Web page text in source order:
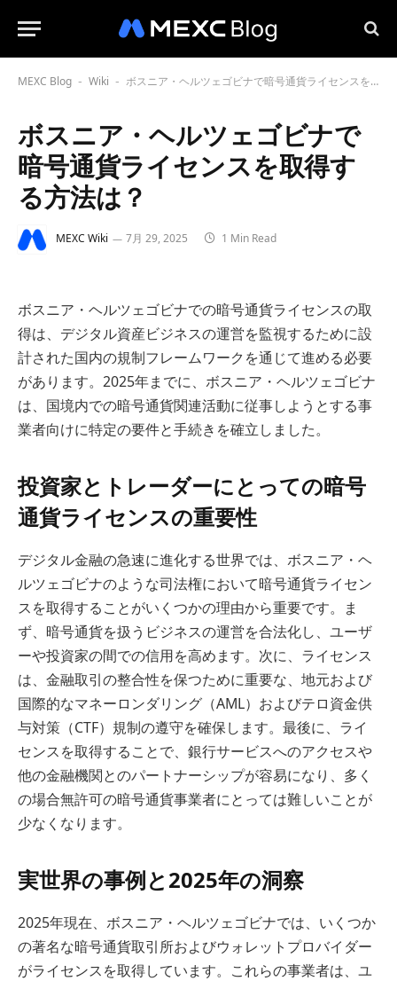
MEXC Blog - Wiki - ボスニア・ヘルツェゴビナで暗号通貨ライセンスを取得する方法は？
ボスニア・ヘルツェゴビナで
暗号通貨ライセンスを取得す
る方法は？
MEXC Wiki 7月 29, 2025 1 Min Read
ボスニア・ヘルツェゴビナでの暗号通貨ライセンスの取
得は、デジタル資産ビジネスの運営を監視するために設
計された国内の規制フレームワークを通じて進める必要
があります。2025年までに、ボスニア・ヘルツェゴビナ
は、国境内での暗号通貨関連活動に従事しようとする事
業者向けに特定の要件と手続きを確立しました。
投資家とトレーダーにとっての暗号
通貨ライセンスの重要性
デジタル金融の急速に進化する世界では、ボスニア・ヘ
ルツェゴビナのような司法権において暗号通貨ライセン
スを取得することがいくつかの理由から重要です。ま
ず、暗号通貨を扱うビジネスの運営を合法化し、ユーザ
ーや投資家の間での信用を高めます。次に、ライセンス
は、金融取引の整合性を保つために重要な、地元および
国際的なマネーロンダリング（AML）およびテロ資金供
与対策（CTF）規制の遵守を確保します。最後に、ライ
センスを取得することで、銀行サービスへのアクセスや
他の金融機関とのパートナーシップが容易になり、多く
の場合無許可の暗号通貨事業者にとっては難しいことが
少なくなります。
実世界の事例と2025年の洞察
2025年現在、ボスニア・ヘルツェゴビナでは、いくつか
の著名な暗号通貨取引所およびウォレットプロバイダー
がライセンスを取得しています。これらの事業者は、ユ